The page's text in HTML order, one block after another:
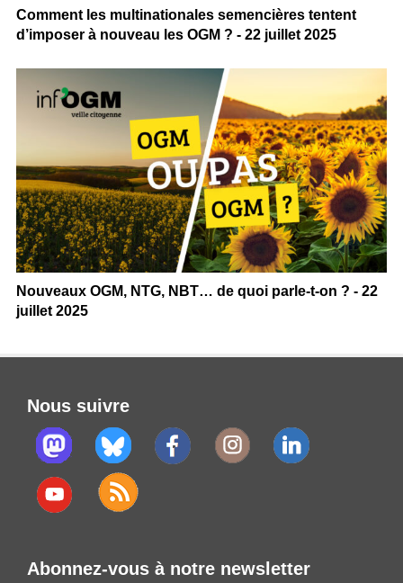
Comment les multinationales semencières tentent
d’imposer à nouveau les OGM ? - 22 juillet 2025
Nouveaux OGM, NTG, NBT… de quoi parle-t-on ? - 22
juillet 2025
Nous suivre
Abonnez-vous à notre newsletter